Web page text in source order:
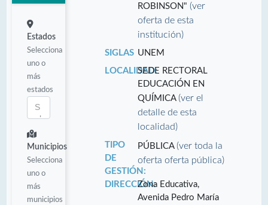
Estados
Selecciona
uno o
más
estados
Municipios
Selecciona
uno o
más
municipios
ROBINSON"(ver
oferta de esta
institución)
SIGLAS UNEM
LOCALIDAD:SEDE RECTORAL
EDUCACIÓN EN
QUÍMICA(ver el
detalle de esta
localidad)
TIPO
DE
GESTIÓN:
PÚBLICA(ver toda la
oferta oferta pública)
DIRECCIÓN:Zona Educativa,
Avenida Pedro María